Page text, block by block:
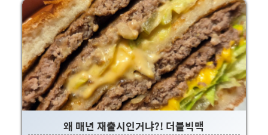
맛있다는 좋은 기억이 없긴 했어요.그렇다고 또 너무 피넛향이
진하게 나면 호불호가 너무 나서 막 히트치기는 어렵거든요 ㅎ
ㅎ. 그래서 사실 딱히 큰 기대없이 먹었습니다.근데 생각보다
조합이 괜찮기도 하고, 프랭크 버거가 오랜만이었는데, 페티랑
베이컨 상태가 너무 좋더라구요.처음 간 지점이라 그럴수도
있..
왜 매년 재출시인거냐?! 더블빅맥